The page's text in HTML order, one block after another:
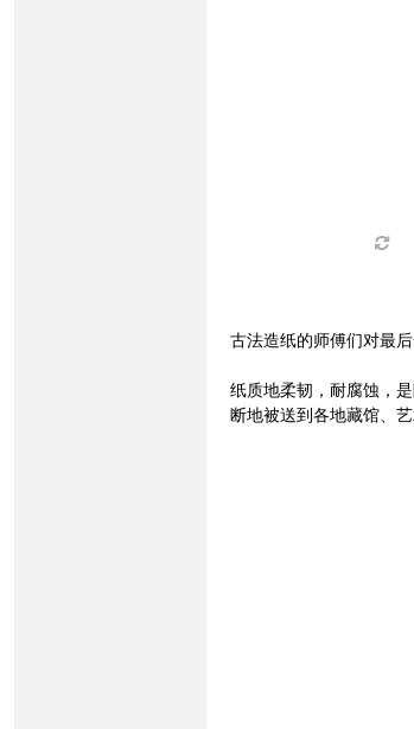
古法造纸的师傅们对最
纸质地柔韧，耐腐蚀，
断地被送到各地藏馆、